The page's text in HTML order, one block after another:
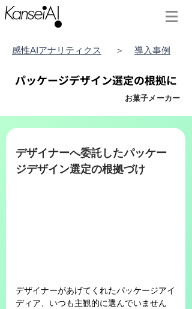
感性AI​アナリティクス ＞ 導入事例
パッケージデザイン選定の根拠に
お菓子メーカー
デザイナーへ委託したパッケー
ジデザイン選定の根拠づけ
デザイナーがあげてくれたパッケージアイ
ディア、いつも主観的に選んでいません